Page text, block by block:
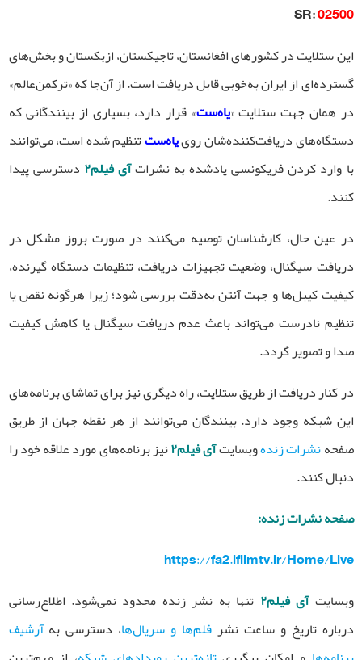
SR:02500
این ستلایت در کشورهای افغانستان، تاجیکستان، ازبکستان و بخش‌های
گسترده‌ای از ایران به‌خوبی قابل دریافت است. از آن‌جا که «ترکمن‌عالم»
در همان جهت ستلایت «یاه‌ست» قرار دارد، بسیاری از بینندگانی که
دستگاه‌های دریافت‌کننده‌شان روییاه‌ستتنظیم شده است، می‌توانند
با وارد کردن فریکونسی یادشده به نشراتآی فیلم۲ دسترسی پیدا
کنند.
در عین حال، کارشناسان توصیه می‌کنند در صورت بروز مشکل در
دریافت سیگنال، وضعیت تجهیزات دریافت، تنظیمات دستگاه گیرنده،
کیفیت کیبل‌ها و جهت آنتن به‌دقت بررسی شود؛ زیرا هرگونه نقص یا
تنظیم نادرست می‌تواند باعث عدم دریافت سیگنال یا کاهش کیفیت
صدا و تصویر گردد.
در کنار دریافت از طریق ستلایت، راه دیگری نیز برای تماشای برنامه‌های
این شبکه وجود دارد. بینندگان می‌توانند از هر نقطه جهان از طریق
صفحهنشرات زندهوبسایتآی فیلم۲ نیز برنامه‌های مورد علاقه خود را
دنبال کنند.
صفحه نشرات زنده:
https://fa2.ifilmtv.ir/Home/Live
وبسایتآی فیلم۲ تنها به نشر زنده محدود نمی‌شود. اطلاع‌رسانی
درباره تاریخ و ساعت نشر فلم‌ها و سریال‌ها، دسترسی به آرشیف